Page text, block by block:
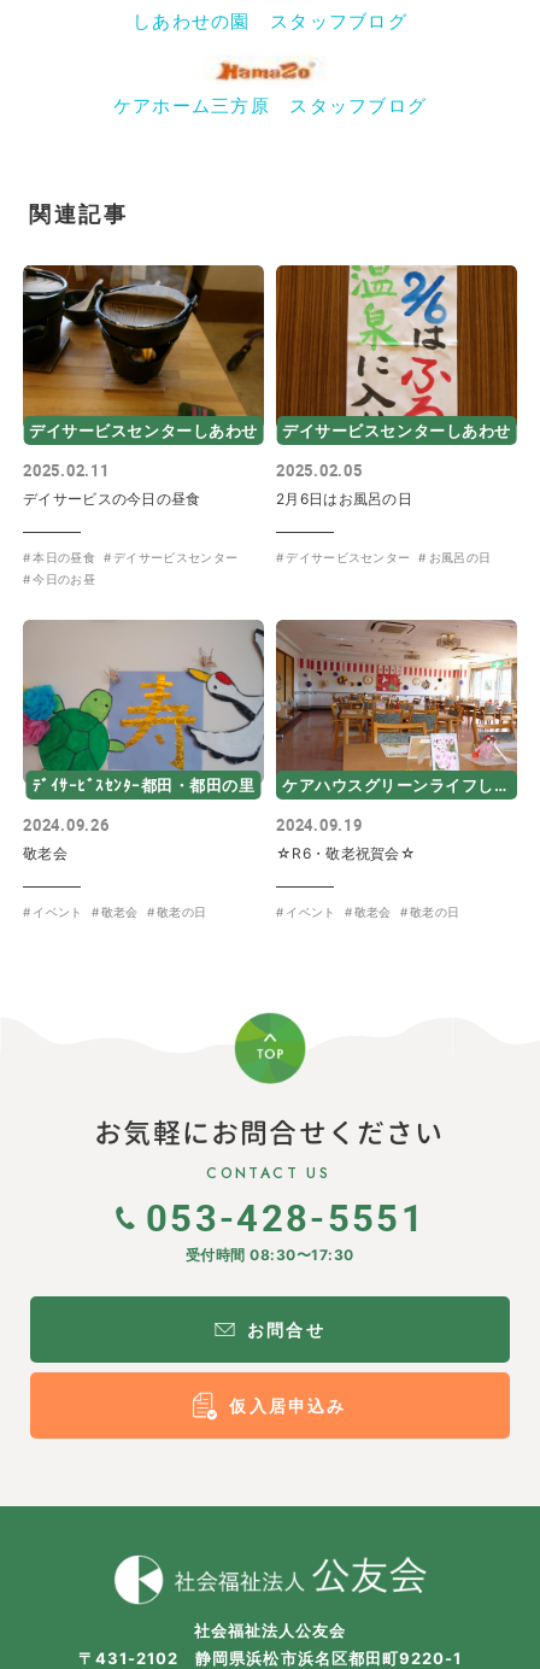
しあわせの園 スタッフブログ
ケアホーム三方原 スタッフブログ
関連記事
デイサービスセンターしあわせ
2025.02.11
デイサービスの今日の昼食
本日の昼食
デイサービスセンター
今日のお昼
デイサービスセンターしあわせ
2025.02.05
2月6日はお風呂の日
デイサービスセンター お風呂の日
ﾃﾞｲｻｰﾋﾞｽｾﾝﾀｰ都田・都田の里
2024.09.26
敬老会
イベント 敬老会 敬老の日
ケアハウスグリーンライフしあわせ
2024.09.19
☆R6・敬老祝賀会☆
イベント 敬老会 敬老の日
お気軽にお問合せください
CONTACT US
053-428-5551
受付時間 08:30〜17:30
お問合せ
仮入居申込み
社会福祉法人公友会
〒431-2102 静岡県浜松市浜名区都田町9220-1